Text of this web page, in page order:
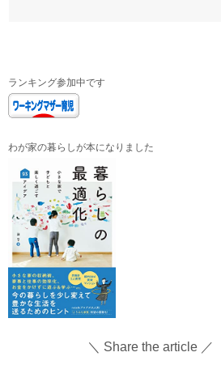
ランキング参加中です
わが家の暮らしが本になりました
＼ Share the article ／